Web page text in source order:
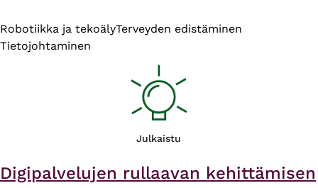
Robotiikka ja tekoälyTerveyden edistäminen
Tietojohtaminen
Julkaistu
Digipalvelujen rullaavan kehittämisen